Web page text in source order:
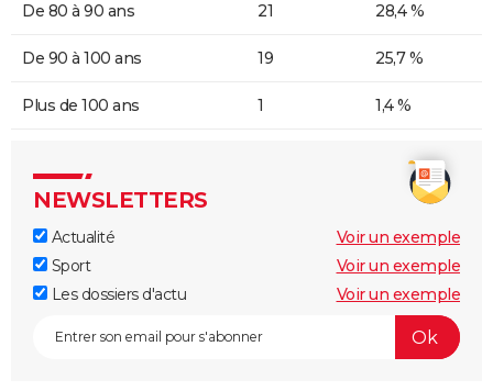
De 80 à 90 ans 21 28,4 %
De 90 à 100 ans 19 25,7 %
Plus de 100 ans 1 1,4 %
NEWSLETTERS
Actualité
Voir un exemple
Sport
Voir un exemple
Les dossiers d'actu
Voir un exemple